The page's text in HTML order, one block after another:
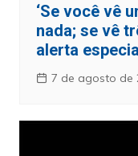
‘Se você vê
nada; se vê
alerta
7 de agosto de